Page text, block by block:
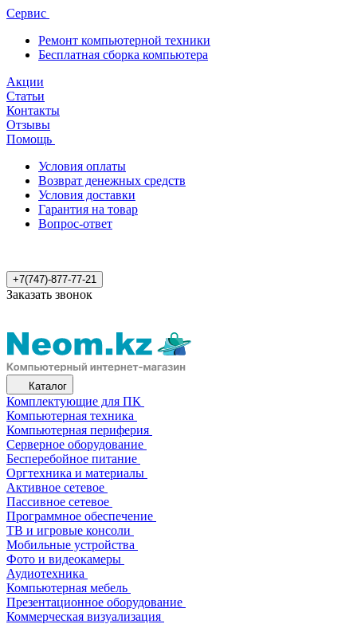
Сервис
Ремонт компьютерной техники
Бесплатная сборка компьютера
Акции
Статьи
Контакты
Отзывы
Помощь
Условия оплаты
Возврат денежных средств
Условия доставки
Гарантия на товар
Вопрос-ответ
+7(747)-877-77-21
Заказать звонок
Каталог
Комплектующие для ПК
Компьютерная техника
Компьютерная периферия
Серверное оборудование
Бесперебойное питание
Оргтехника и материалы
Активное сетевое
Пассивное сетевое
Программное обеспечение
ТВ и игровые консоли
Мобильные устройства
Фото и видеокамеры
Аудиотехника
Компьютерная мебель
Презентационное оборудование
Коммерческая визуализация